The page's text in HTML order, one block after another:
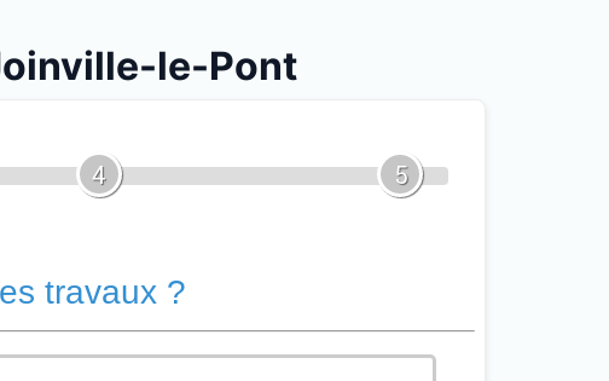
le-Pont
4 5
travaux ?